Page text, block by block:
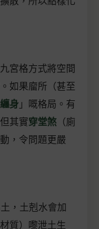
宮格方式將空間
如果廇所（甚至
身」嘅格局。有
其實穿堂煞 （廁
，令問題更嚴
，土剋水會加
質）嚟泄土生